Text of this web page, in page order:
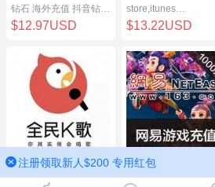
钻石 海外充值 抖音钻石
（原抖币）98元
$12.97USD
store,itunes
store,iphone,ipad中国
$13.22USD
新客尊享 全民K歌100
元 1000K币（填写全民
网易点数1000元(可直
充/寄售) 网易一卡通
注册领取新人$200 专用红包